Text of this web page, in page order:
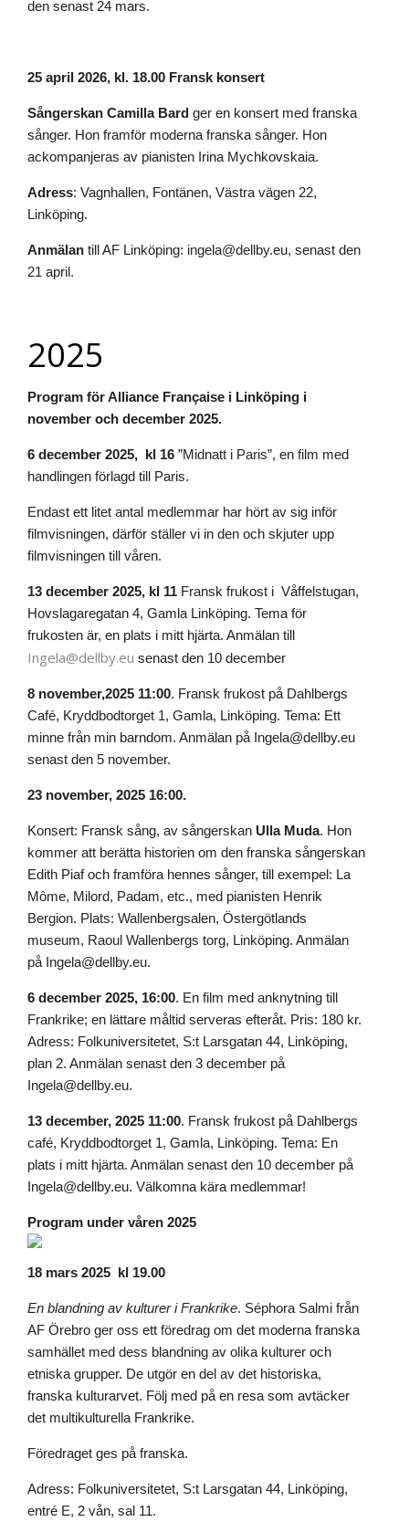
den senast 24 mars.
25 april 2026, kl. 18.00 Fransk konsert
Sångerskan Camilla Bard ger en konsert med franska
sånger. Hon framför moderna franska sånger. Hon
ackompanjeras av pianisten Irina Mychkovskaia.
Adress: Vagnhallen, Fontänen, Västra vägen 22,
Linköping.
Anmälan till AF Linköping: ingela@dellby.eu, senast den
21 april.
2025
Program för Alliance Française i Linköping i
november och december 2025.
6 december 2025, kl 16 ”Midnatt i Paris”, en film med
handlingen förlagd till Paris.
Endast ett litet antal medlemmar har hört av sig inför
filmvisningen, därför ställer vi in den och skjuter upp
filmvisningen till våren.
13 december 2025, kl 11 Fransk frukost i Våffelstugan,
Hovslagaregatan 4, Gamla Linköping. Tema för
frukosten är, en plats i mitt hjärta. Anmälan till
Ingela@dellby.eu senast den 10 december
8 november,2025 11:00. Fransk frukost på Dahlbergs
Café, Kryddbodtorget 1, Gamla, Linköping. Tema: Ett
minne från min barndom. Anmälan på Ingela@dellby.eu
senast den 5 november.
23 november, 2025 16:00.
Konsert: Fransk sång, av sångerskan Ulla Muda. Hon
kommer att berätta historien om den franska sångerskan
Edith Piaf och framföra hennes sånger, till exempel: La
Môme, Milord, Padam, etc., med pianisten Henrik
Bergion. Plats: Wallenbergsalen, Östergötlands
museum, Raoul Wallenbergs torg, Linköping. Anmälan
på Ingela@dellby.eu.
6 december 2025, 16:00. En film med anknytning till
Frankrike; en lättare måltid serveras efteråt. Pris: 180 kr.
Adress: Folkuniversitetet, S:t Larsgatan 44, Linköping,
plan 2. Anmälan senast den 3 december på
Ingela@dellby.eu.
13 december, 2025 11:00. Fransk frukost på Dahlbergs
café, Kryddbodtorget 1, Gamla, Linköping. Tema: En
plats i mitt hjärta. Anmälan senast den 10 december på
Ingela@dellby.eu. Välkomna kära medlemmar!
Program under våren 2025
18 mars 2025 kl 19.00
En blandning av kulturer i Frankrike. Séphora Salmi från
AF Örebro ger oss ett föredrag om det moderna franska
samhället med dess blandning av olika kulturer och
etniska grupper. De utgör en del av det historiska,
franska kulturarvet. Följ med på en resa som avtäcker
det multikulturella Frankrike.
Föredraget ges på franska.
Adress: Folkuniversitetet, S:t Larsgatan 44, Linköping,
entré E, 2 vån, sal 11.